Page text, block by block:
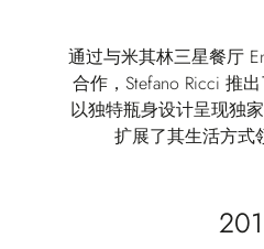
通过与米其林三星餐厅
合作，Stefano Ricci 推
以独特瓶身设计呈现独
扩展了其生活方式